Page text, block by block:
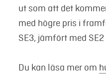
ut som att det
med högre pris i
SE3, jämfört med SE2
Du kan läsa mer om